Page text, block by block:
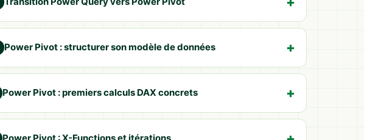
Power Pivot : structurer son modèle de données
Power Pivot : premiers calculs DAX concrets